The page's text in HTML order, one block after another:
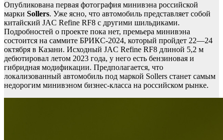
Опубликована первая фотография минивэна российской
марки Sollers. Уже ясно, что автомобиль представляет собой
китайский JAC Refine RF8 с другими шильдиками.
Подробностей о проекте пока нет, премьера минивэна
состоится на саммите БРИКС-2024, который пройдет 22—24
октября в Казани. Исходный JAC Refine RF8 длиной 5,2 м
дебютировал летом 2023 года, у него есть бензиновая и
гибридная модификации. Предполагается, что
локализованный автомобиль под маркой Sollers станет самым
недорогим минивэном бизнес-класса на российском рынке.